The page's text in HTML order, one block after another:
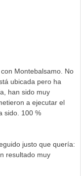
Montebalsamo. No
ubicada pero ha
han sido muy
a ejecutar el
sido. 100 %
justo que quería:
resultado muy